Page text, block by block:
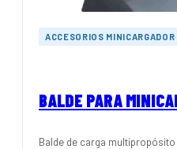
ACCESORIOS MINICARGADOR
BALDE PARA
Balde de carga